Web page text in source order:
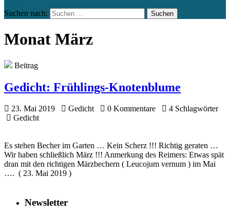
Suchen nach:
Monat März
Beitrag
Gedicht: Frühlings-Knotenblume
23. Mai 2019 Gedicht 0 Kommentare
4 Schlagwörter
Gedicht
Es stehen Becher im Garten … Kein Scherz !!! Richtig geraten …
Wir haben schließlich März !!! Anmerkung des Reimers: Etwas spät
dran mit den richtigen Märzbechern ( Leucojum vernum ) im Mai
…. ( 23. Mai 2019 )
Newsletter